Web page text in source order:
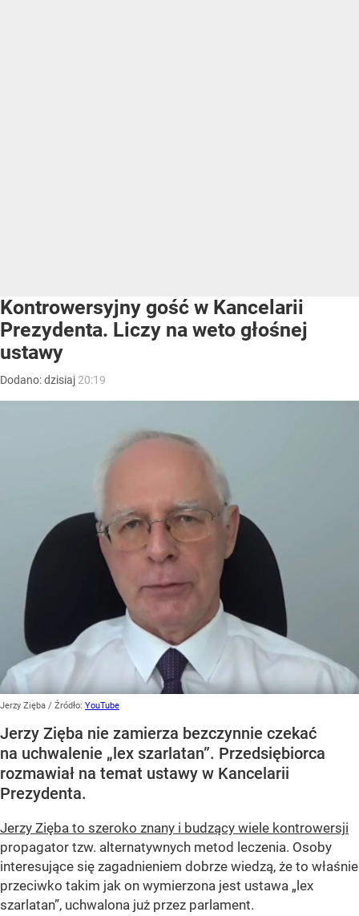
Kontrowersyjny gość w Kancelarii
Prezydenta. Liczy na weto głośnej
ustawy
Dodano:dzisiaj 20:19
Jerzy Zięba / Źródło: YouTube
Jerzy Zięba nie zamierza bezczynnie czekać
na uchwalenie „lex szarlatan”. Przedsiębiorca
rozmawiał na temat ustawy w Kancelarii
Prezydenta.
Jerzy Zięba to szeroko znany i budzący wiele kontrowersji
propagator tzw. alternatywnych metod leczenia. Osoby
interesujące się zagadnieniem dobrze wiedzą, że to właśnie
przeciwko takim jak on wymierzona jest ustawa „lex
szarlatan”, uchwalona już przez parlament.